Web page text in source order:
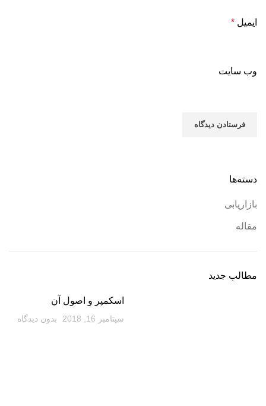
ایمیل *
وب‌ سایت
دسته‌ها
بازاریابی
مقاله
مطالب جدید
اسکمپر و اصول آن
سپتامبر 16, 2018 بدون دیدگاه